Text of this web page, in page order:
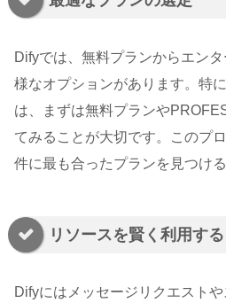
Difyでは、無料プランからエン
様なオプションがあります。特
は、まずは無料プランや
てみることが大切です。このプ
件に最も合ったプランを見つけ
リソースを賢く利用する
Difyにはメッセージリクエスト